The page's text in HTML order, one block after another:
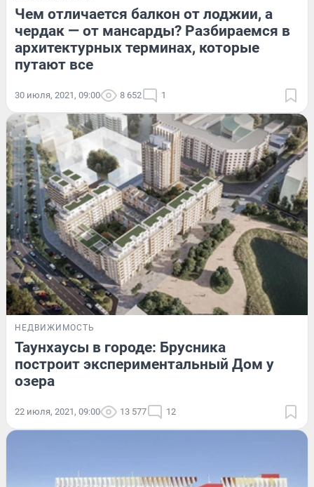
Чем отличается балкон от лоджии, а
чердак — от мансарды? Разбираемся в
архитектурных терминах, которые
путают все
30 июля, 2021, 09:00 8 652 1
НЕДВИЖИМОСТЬ
Таунхаусы в городе: Брусника
построит экспериментальный Дом у
озера
22 июля, 2021, 09:00 13 577 12